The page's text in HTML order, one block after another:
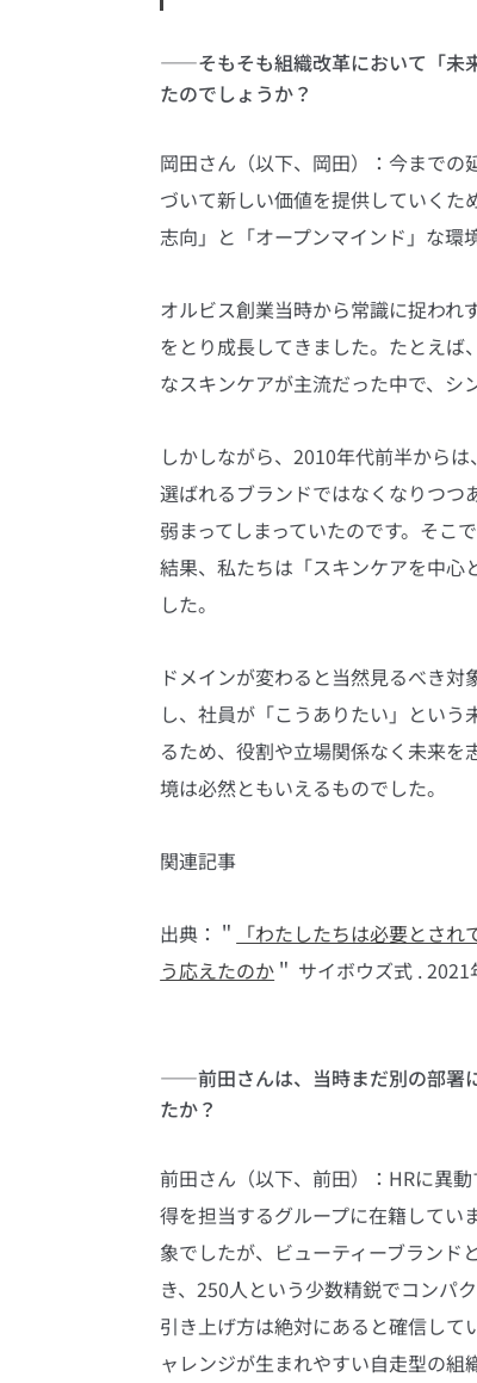
――そもそも組織改革において「未
たのでしょうか？
岡田さん（以下、岡田）：今まで
づいて新しい価値を提供していく
志向」と「オープンマインド」な環
オルビス創業当時から常識に捉わ
をとり成長してきました。たとえば
なスキンケアが主流だった中で、シ
しかしながら、2010年代前半から
選ばれるブランドではなくなりつつ
弱まってしまっていたのです。そこ
結果、私たちは「スキンケアを中心
した。
ドメインが変わると当然見るべき
し、社員が「こうありたい」とい
るため、役割や立場関係なく未来
境は必然ともいえるものでした。
関連記事
出典：＂
「わたしたちは必要とさ
う応えたのか ＂ サイボウズ式 .
――前田さんは、当時まだ別の部署
たか？
前田さん（以下、前田）：HRに異
得を担当するグループに在籍してい
象でしたが、ビューティーブランド
き、250人という少数精鋭でコンパ
引き上げ方は絶対にあると確信して
ャレンジが生まれやすい自走型の